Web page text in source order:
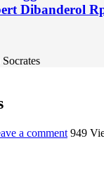
Dibanderol
a comment 949